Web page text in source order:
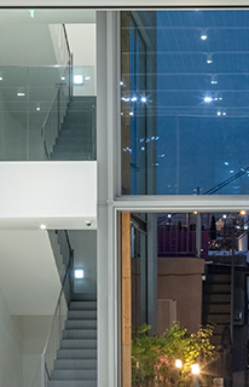
SPACE 소개
공지사항
기사문의
광고문의
Contact